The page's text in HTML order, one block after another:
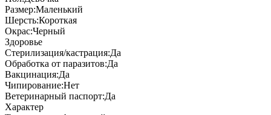
Размер:Маленький
Шерсть:Короткая
Окрас:Черный
Здоровье
Стерилизация/кастрация:Да
Обработка от паразитов:Да
Вакцинация:Да
Чипирование:Нет
Ветеринарный паспорт:Да
Характер